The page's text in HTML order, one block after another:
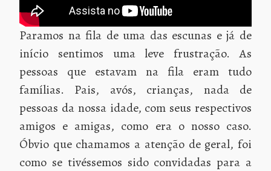
Paramos na fila de uma das escunas e já de
início sentimos uma leve frustração. As
pessoas que estavam na fila eram tudo
famílias. Pais, avós, crianças, nada de
pessoas da nossa idade, com seus respectivos
amigos e amigas, como era o nosso caso.
Óbvio que chamamos a atenção de geral, foi
como se tivéssemos sido convidadas para a